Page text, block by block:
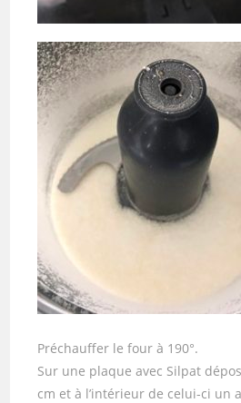
Préchauffer le four à 190°.
Sur une plaque avec Silpat
cm et à l’intérieur de celui-ci un